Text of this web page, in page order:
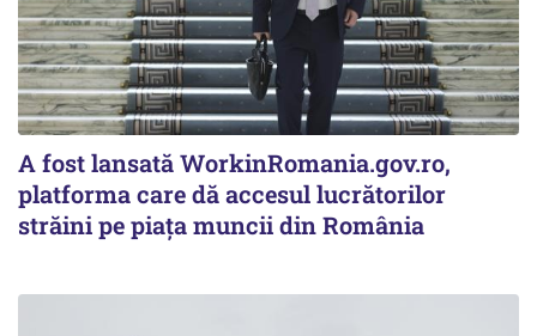
A fost lansată WorkinRomania.gov.ro,
platforma care dă accesul lucrătorilor
străini pe piața muncii din România